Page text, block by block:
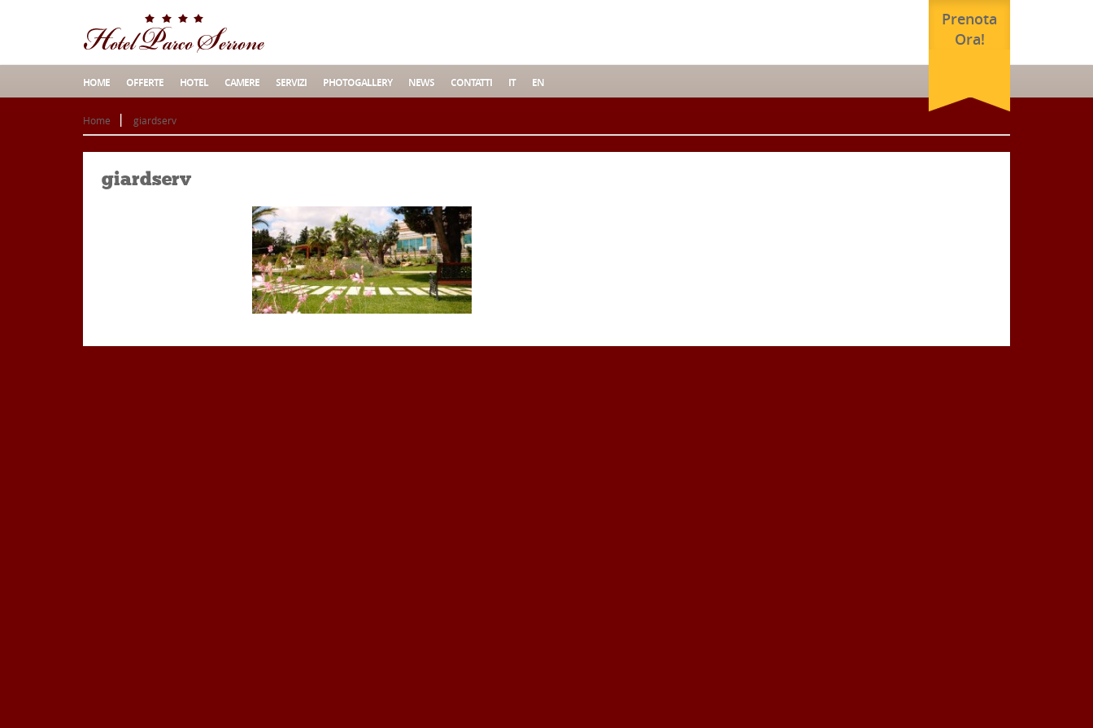
Prenota
Ora!
HOME OFFERTE HOTEL CAMERE SERVIZI PHOTOGALLERY NEWS CONTATTI IT EN
Home giardserv
giardserv